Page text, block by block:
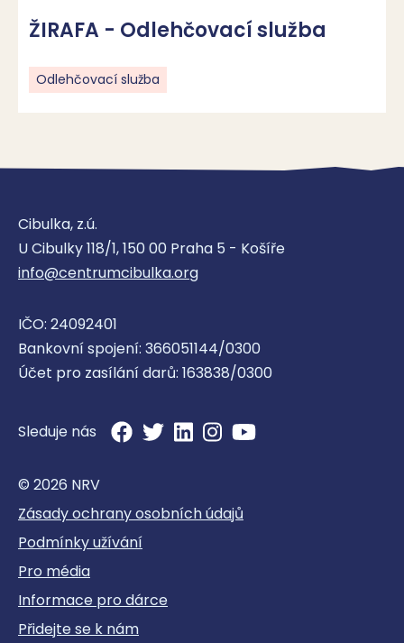
ŽIRAFA - Odlehčovací služba
Odlehčovací služba
Cibulka, z.ú.
U Cibulky 118/1, 150 00 Praha 5 - Košíře
info@centrumcibulka.org
IČO: 24092401
Bankovní spojení: 366051144/0300
Účet pro zasílání darů: 163838/0300
Sleduje nás
© 2026 NRV
Zásady ochrany osobních údajů
Podmínky užívání
Pro média
Informace pro dárce
Přidejte se k nám